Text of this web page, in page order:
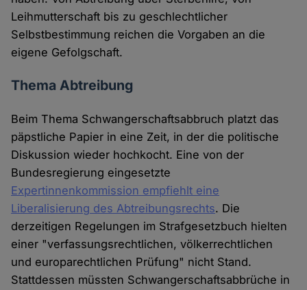
Leihmutterschaft bis zu geschlechtlicher
Selbstbestimmung reichen die Vorgaben an die
eigene Gefolgschaft.
Thema Abtreibung
Beim Thema Schwangerschaftsabbruch platzt das
päpstliche Papier in eine Zeit, in der die politische
Diskussion wieder hochkocht. Eine von der
Bundesregierung eingesetzte
Expertinnenkommission empfiehlt eine
Liberalisierung des Abtreibungsrechts. Die
derzeitigen Regelungen im Strafgesetzbuch hielten
einer "verfassungsrechtlichen, völkerrechtlichen
und europarechtlichen Prüfung" nicht Stand.
Stattdessen müssten Schwangerschaftsabbrüche in